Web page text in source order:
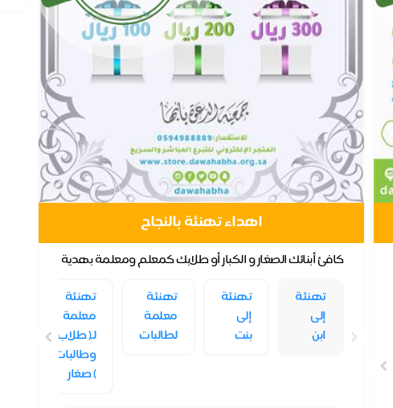
اهداء تهنئة بالنجاح
كافئ أبنائك الصغار و الكبار أو طلابك كمعلم ومعلمة بهدية
تهنئة
إلى
ابن
تهنئة
إلى
بنت
تهنئة
معلمة
لطالبات
تهنئة
معلمة
لـ( طلاب
وطالبات
) صغار